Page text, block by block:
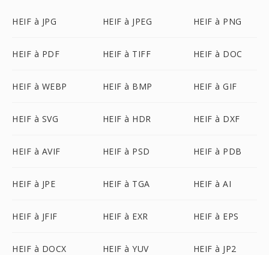
HEIF à JPG HEIF à JPEG HEIF à PNG
HEIF à PDF HEIF à TIFF HEIF à DOC
HEIF à WEBP HEIF à BMP HEIF à GIF
HEIF à SVG HEIF à HDR HEIF à DXF
HEIF à AVIF HEIF à PSD HEIF à PDB
HEIF à JPE HEIF à TGA HEIF à AI
HEIF à JFIF HEIF à EXR HEIF à EPS
HEIF à DOCX HEIF à YUV HEIF à JP2